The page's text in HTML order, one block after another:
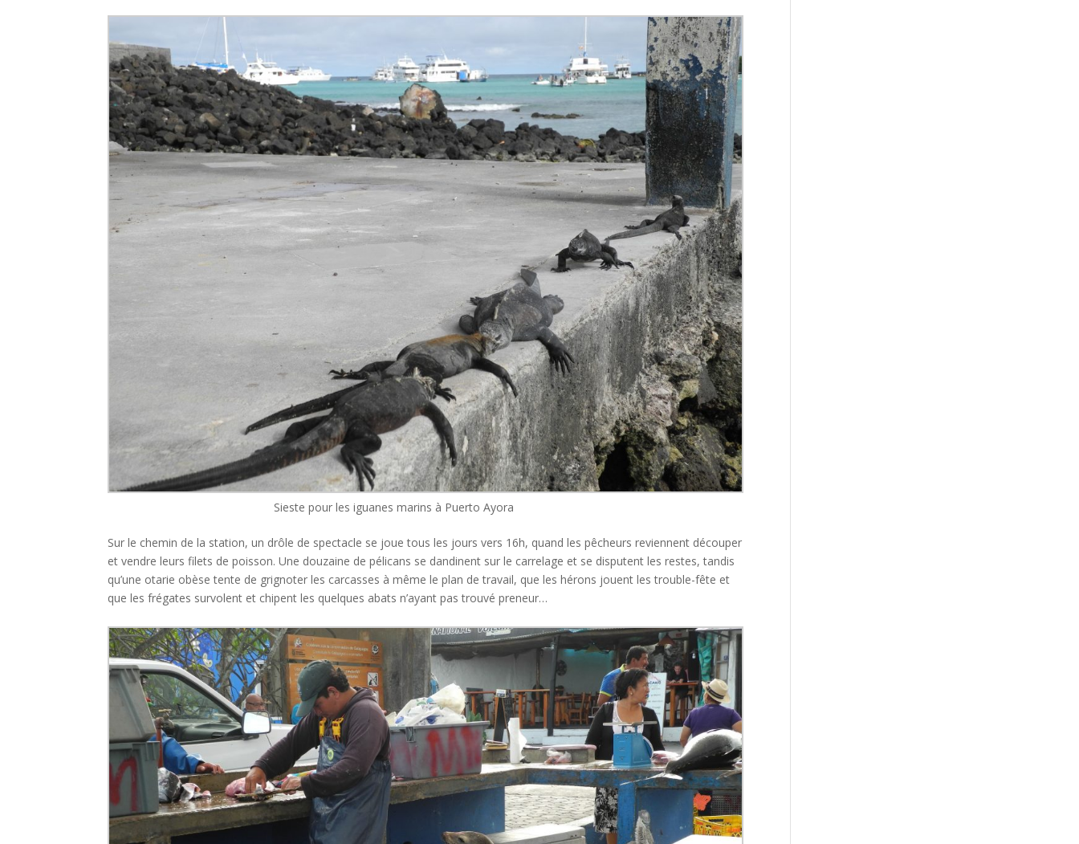
Sieste pour les iguanes marins à Puerto Ayora
Sur le chemin de la station, un drôle de spectacle se joue tous les jours vers 16h, quand les pêcheurs reviennent découper
et vendre leurs filets de poisson. Une douzaine de pélicans se dandinent sur le carrelage et se disputent les restes, tandis
qu’une otarie obèse tente de grignoter les carcasses à même le plan de travail, que les hérons jouent les trouble-fête et
que les frégates survolent et chipent les quelques abats n’ayant pas trouvé preneur…